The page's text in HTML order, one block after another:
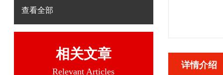
查看全部
相关文章
Relevant Articles
详情介绍